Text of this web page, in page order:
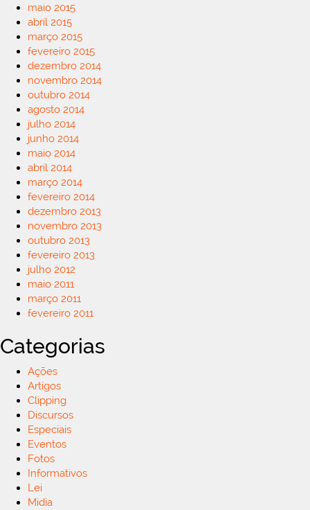
maio 2015
abril 2015
março 2015
fevereiro 2015
dezembro 2014
novembro 2014
outubro 2014
agosto 2014
julho 2014
junho 2014
maio 2014
abril 2014
março 2014
fevereiro 2014
dezembro 2013
novembro 2013
outubro 2013
fevereiro 2013
julho 2012
maio 2011
março 2011
fevereiro 2011
Categorias
Ações
Artigos
Clipping
Discursos
Especiais
Eventos
Fotos
Informativos
Lei
Midia